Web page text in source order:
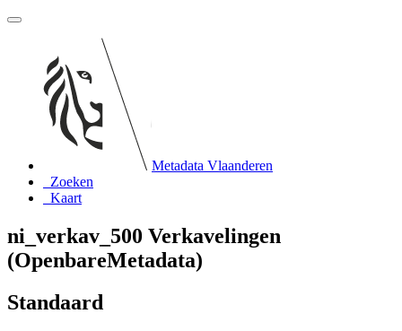
Metadata Vlaanderen
Zoeken
Kaart
ni_verkav_500 Verkavelingen
(OpenbareMetadata)
Standaard